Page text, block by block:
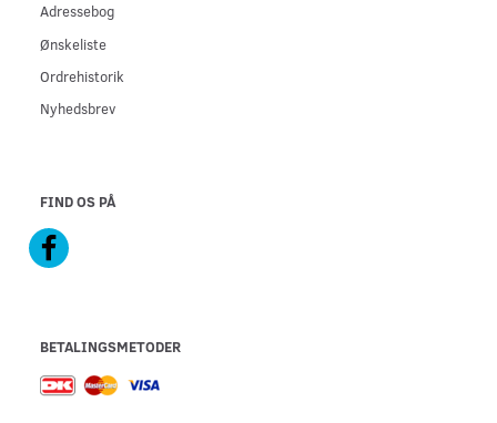
Adressebog
Ønskeliste
Ordrehistorik
Nyhedsbrev
FIND OS PÅ
BETALINGSMETODER